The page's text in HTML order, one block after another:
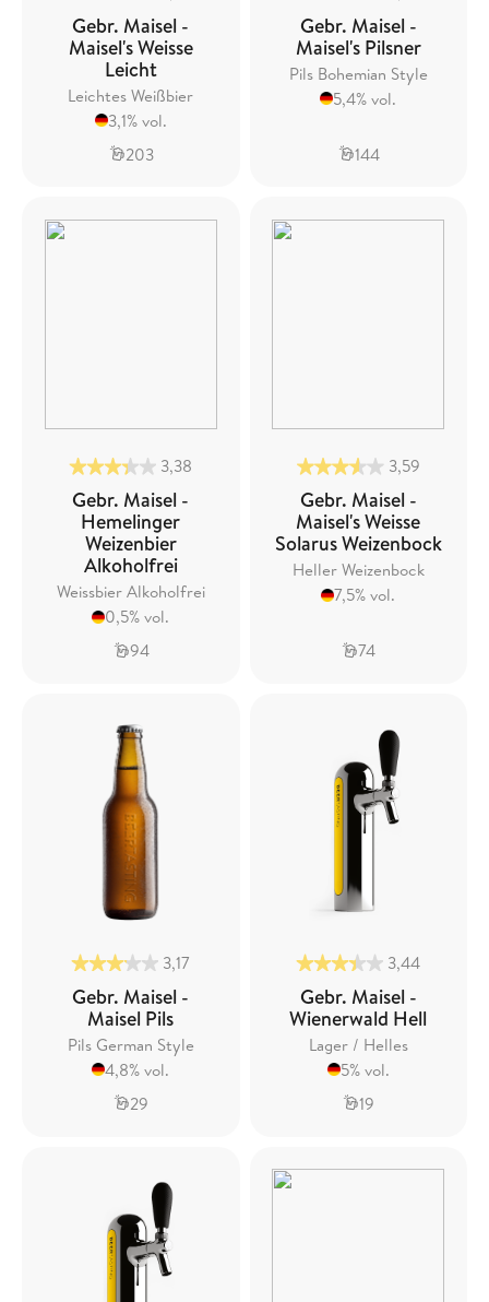
Gebr. Maisel -
Maisel's Weisse
Leicht
Leichtes Weißbier
3,1% vol.
203
Gebr. Maisel -
Maisel's Pilsner
Pils Bohemian Style
5,4% vol.
144
3,38
Gebr. Maisel -
Hemelinger
Weizenbier
Alkoholfrei
Weissbier Alkoholfrei
0,5% vol.
94
3,59
Gebr. Maisel -
Maisel's Weisse
Solarus Weizenbock
Heller Weizenbock
7,5% vol.
74
3,17
Gebr. Maisel -
Maisel Pils
Pils German Style
4,8% vol.
29
3,44
Gebr. Maisel -
Wienerwald Hell
Lager / Helles
5% vol.
19